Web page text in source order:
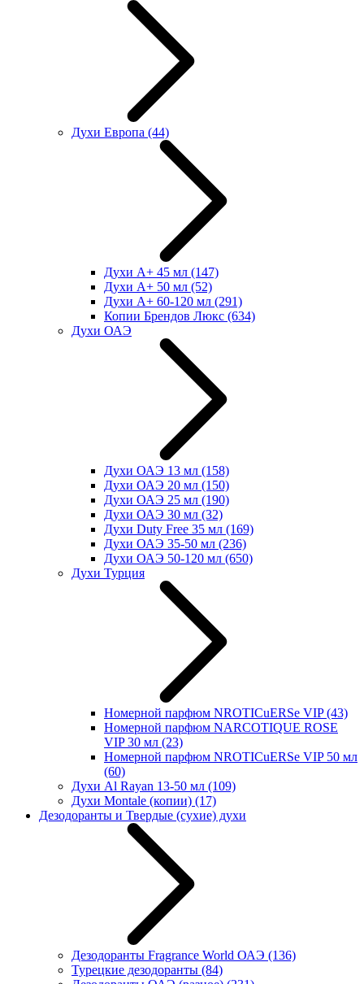
Духи Европа (44)
Духи А+ 45 мл (147)
Духи А+ 50 мл (52)
Духи А+ 60-120 мл (291)
Копии Брендов Люкс (634)
Духи ОАЭ
Духи ОАЭ 13 мл (158)
Духи ОАЭ 20 мл (150)
Духи ОАЭ 25 мл (190)
Духи ОАЭ 30 мл (32)
Духи Duty Free 35 мл (169)
Духи ОАЭ 35-50 мл (236)
Духи ОАЭ 50-120 мл (650)
Духи Турция
Номерной парфюм NROTICuERSe VIP(43)
Номерной парфюм NARCOTIQUE ROSE
VIP 30 мл (23)
Номерной парфюм NROTICuERSe VIP 50 мл
(60)
Духи Al Rayan 13-50 мл (109)
Духи Montale (копии) (17)
Дезодоранты и Твердые (сухие) духи
Дезодоранты Fragrance World ОАЭ (136)
Турецкие дезодоранты (84)